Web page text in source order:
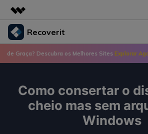
Produtos em destaque
Criatividade digital com IA generativa
Negócios
Visão geral
Soluções
Sobre nós
Recoverit
Produtos
Recoverit para Windows
Uma ferramenta líder de
para Windows
Recursos
Recuperar arquivos de mídia
os Melhores SitesExplorar Agora >> 📣
Como consertar o
cheio mas sem
Windows